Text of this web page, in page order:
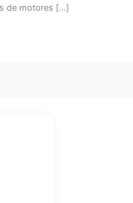
de motores […]